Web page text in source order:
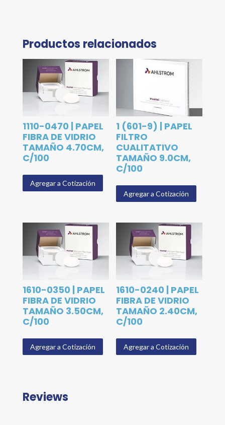
Productos relacionados
1110-0470 | PAPEL
FIBRA DE VIDRIO
TAMAÑO 4.70CM,
C/100
Agregar a Cotización
1 (601-9) | PAPEL
FILTRO
CUALITATIVO
TAMAÑO 9.0CM,
C/100
Agregar a Cotización
1610-0350 | PAPEL
FIBRA DE VIDRIO
TAMAÑO 3.50CM,
C/100
Agregar a Cotización
1610-0240 | PAPEL
FIBRA DE VIDRIO
TAMAÑO 2.40CM,
C/100
Agregar a Cotización
Reviews